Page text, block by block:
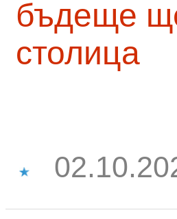
бъдеще
столица